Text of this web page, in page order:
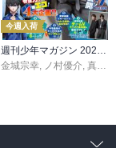
今週入荷
週刊少年マガジン 2026年36・37号[2026年8月5日発売]
金城宗幸, ノ村優介, 真島ヒロ